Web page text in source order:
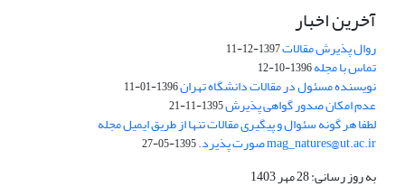
آخرین اخبار
روال پذیرش مقالات1397-12-11
تماس با مجله1396-10-12
نویسنده مسئول در مقالات دانشگاه تهران1396-01-11
عدم امکان صدور گواهی پذیرش1395-11-21
لطفا هر گونه سئوال و پیگیری مقالات تنها از طریق ایمیل مجله
mag_natures@ut.ac.ir صورت پذیرد. 1395-05-27
به روز رسانی: 28 مهر 1403